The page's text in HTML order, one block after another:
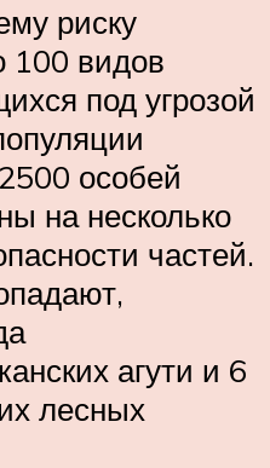
риску
100 видов
под угрозой
особей
на несколько
частей.
агути и 6
лесных